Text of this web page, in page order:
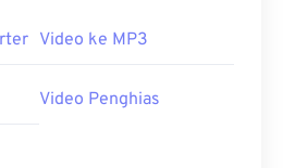
Video ke MP3
Video Penghias